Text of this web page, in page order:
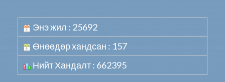
Энэ жил : 25692
Өнөөдөр хандсан : 157
Нийт Хандалт : 662395